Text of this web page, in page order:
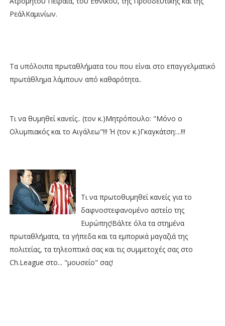
ΡεάλΚαμινίων.
Τα υπόλοιπα πρωταθλήματα του που είναι στο επαγγελματικό
πρωτάθλημα λάμπουν από καθαρότητα..
Τι να θυμηθεί κανείς.. (τον κ.)Μητρόπουλο: "Μόνο ο
Ολυμπιακός και το Αιγάλεω"!!! Ή (τον κ.)Γκαγκάτση:...!!!
Τι να πρωτοθυμηθεί κανείς για το
δαφνοστεφανομένο αστείο της
Ευρώπης!Βάλτε όλα τα στημένα
πρωταθλήματα, τα γήπεδα και τα εμπορικά μαγαζιά της
πολιτείας, τα τηλεοπτικά σας και τις συμμετοχές σας στο
Ch.League στο... "μουσείο" σας!